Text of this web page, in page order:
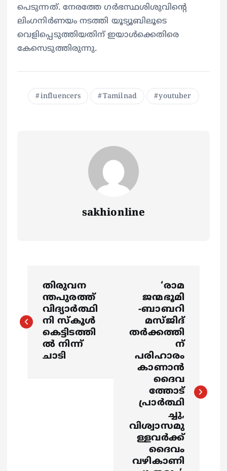
പെടുന്നത്. നേരത്തേ ഗര്‍ഭസ്ഥശിശുവിന്റെ
ലിംഗനിര്‍ണയം നടത്തി യൂട്യൂബിലൂടെ
വെളിപ്പെടുത്തിയതിന് ഇയാള്‍ക്കെതിരെ
കേസെടുത്തിരുന്നു.
influencers Tamilnad youtuber
sakhionline
s
തിരുവന
ന്തപുരത്ത്
വിദ്യാർത്ഥി
നി സ്കൂൾ
കെട്ടിടത്തി
ൽ നിന്ന്
ചാടി
‘രാമ
ജന്മഭൂമി
-ബാബറി
മസ്ജിദ്
തര്‍ക്കത്തി
ന്
പരിഹാരം
കാണാന്‍
ദൈവ
ത്തോട്
പ്രാര്‍ത്ഥി
ച്ചു,
വിശ്വാസമു
ള്ളവര്‍ക്ക്
ദൈവം
വഴികാണി